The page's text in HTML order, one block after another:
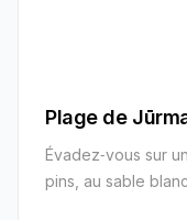
Plage de
Évadez‑vous sur
pins, au sable